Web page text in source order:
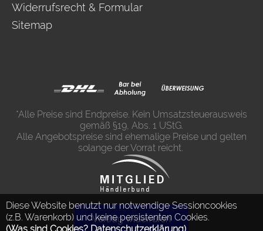
Diese Website benutzt nur notwendige Sessioncookies
(z.B. Warenkorb) und keine persistenten Cookies.
Widerrufsrecht & Formular
Sitemap
*Alle Preise sind Endpreise. Kein Umsatzsteuerausweis
gemäß §19, Abs. 1 UStG.
Alle Angebotspreise sind ehemalige Preise und gelten
solange der Vorrat reicht.
Vertrag widerrufen